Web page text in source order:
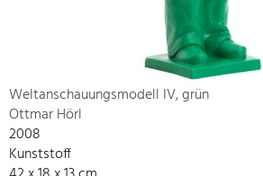
Weltanschauungsmodell IV, grün
Ottmar Hörl
2008
Kunststoff